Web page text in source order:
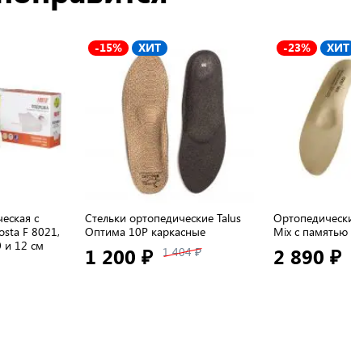
с
F 8021,
и 12 см
-15% ХИТ
Стельки ортопедические Talus
Оптима 10Р каркасные
1 200 ₽ 1 404 ₽
-23% ХИТ
Mix с памятью
2 890 ₽